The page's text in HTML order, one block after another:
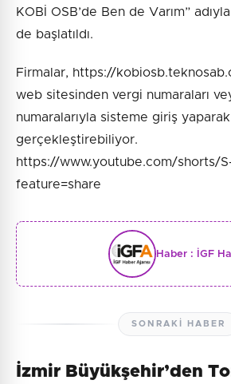
KOBİ OSB’de Ben de Varım”
de başlatıldı.
Firmalar, https://
web sitesinden vergi numaraları
numaralarıyla sisteme giriş yaparak
gerçekleştirebiliyor.
https://www.youtube.com/shorts/
feature=share
Haber : İGF
SONRAKI HABER
İzmir Büyükşehir’den